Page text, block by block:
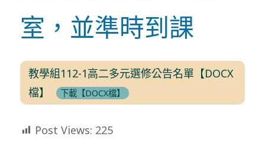
室，並準時到課
教學組112-1高二多元選修公告名單【DOCX
檔】
下載【DOCX檔】
Post Views: 225